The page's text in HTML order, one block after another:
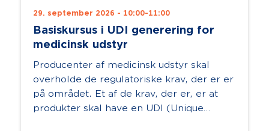
29. september 2026 - 10:00-11:00
Basiskursus i UDI generering for
medicinsk udstyr
Producenter af medicinsk udstyr skal
overholde de regulatoriske krav, der er er
på området. Et af de krav, der er, er at
produkter skal have en UDI (Unique